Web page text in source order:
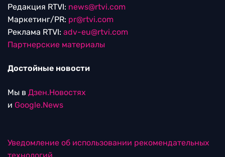
Редакция RTVI: news@rtvi.com
Маркетинг/PR: pr@rtvi.com
Реклама RTVI: adv-eu@rtvi.com
Партнерские материалы
Достойные новости
Мы в Дзен.Новостях
и Google.News
Уведомление об использовании рекомендательных